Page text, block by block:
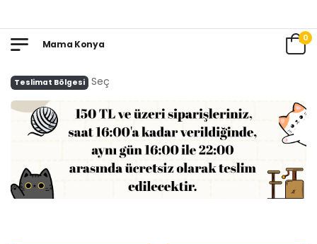
Mama Konya
0
Teslimat Bölgesi Seç